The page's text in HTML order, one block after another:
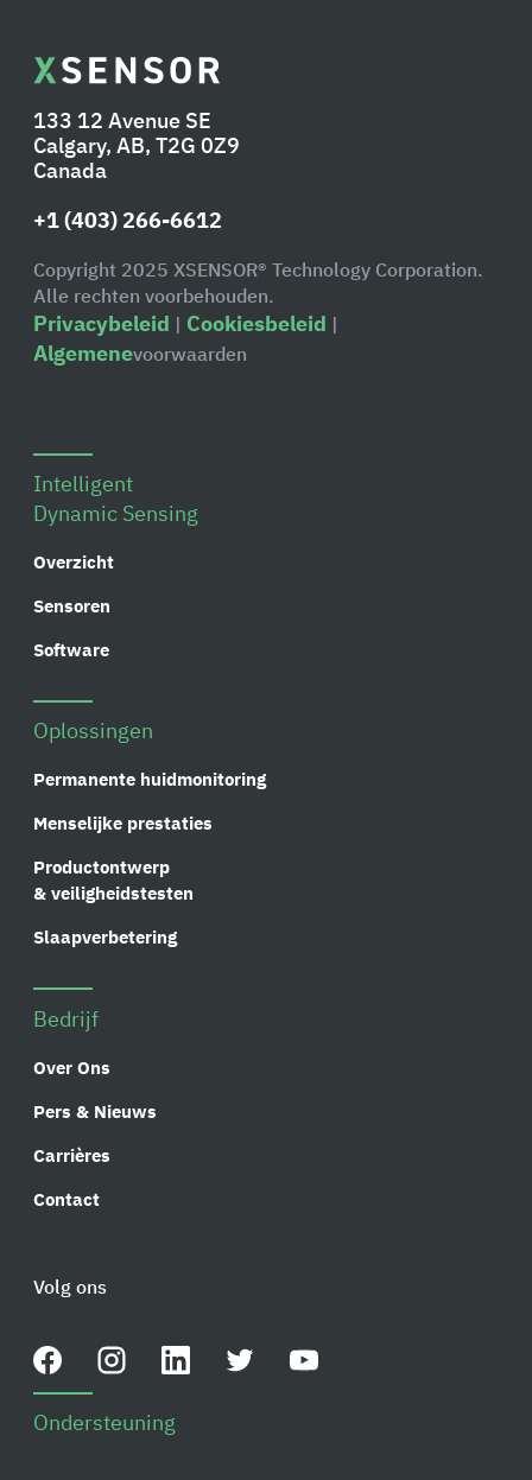
133 12 Avenue SE
Calgary, AB, T2G 0Z9
Canada
+1 (403) 266-6612
Copyright 2025 XSENSOR® Technology Corporation.
Alle rechten voorbehouden.
Privacybeleid | Cookiesbeleid |
Algemenevoorwaarden
Intelligent
Dynamic Sensing
Overzicht
Sensoren
Software
Oplossingen
Permanente huidmonitoring
Menselijke prestaties
Productontwerp
& veiligheidstesten
Slaapverbetering
Bedrijf
Over Ons
Pers & Nieuws
Carrières
Contact
Volg ons
Ondersteuning